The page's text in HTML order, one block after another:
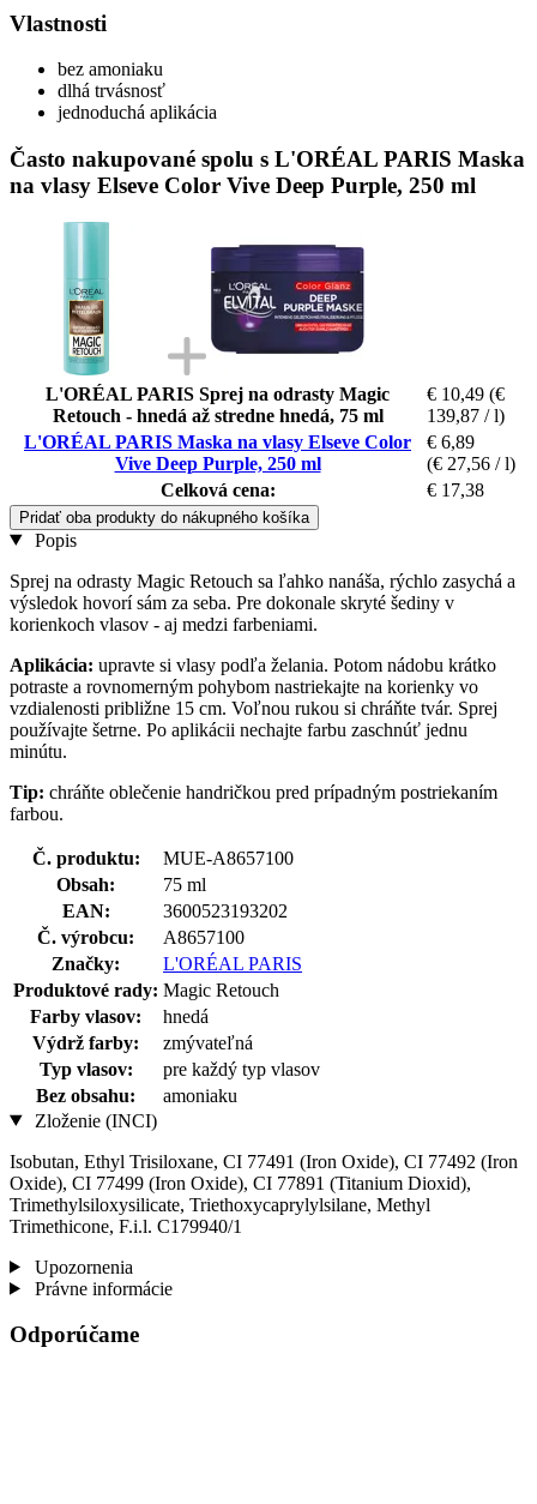
Vlastnosti
bez amoniaku
dlhá trvásnosť
jednoduchá aplikácia
Často nakupované spolu s L'ORÉAL PARIS Maska
na vlasy Elseve Color Vive Deep Purple, 250 ml
L'ORÉAL PARIS Sprej na odrasty Magic
Retouch - hnedá až stredne hnedá, 75 ml
€ 10,49 (€
139,87 / l)
L'ORÉAL PARIS Maska na vlasy Elseve Color
Vive Deep Purple, 250 ml
€ 6,89
(€ 27,56 / l)
Celková cena:
€ 17,38
Pridať oba produkty do nákupného košíka
Popis
Sprej na odrasty Magic Retouch sa ľahko nanáša, rýchlo zasychá a
výsledok hovorí sám za seba. Pre dokonale skryté šediny v
korienkoch vlasov - aj medzi farbeniami.
Aplikácia: upravte si vlasy podľa želania. Potom nádobu krátko
potraste a rovnomerným pohybom nastriekajte na korienky vo
vzdialenosti približne 15 cm. Voľnou rukou si chráňte tvár. Sprej
používajte šetrne. Po aplikácii nechajte farbu zaschnúť jednu
minútu.
Tip: chráňte oblečenie handričkou pred prípadným postriekaním
farbou.
Č. produktu:
MUE-A8657100
Obsah:
75 ml
EAN:
3600523193202
Č. výrobcu:
A8657100
Značky:
L'ORÉAL PARIS
Produktové rady: Magic Retouch
Farby vlasov:
hnedá
Výdrž farby:
zmývateľná
Typ vlasov:
pre každý typ vlasov
Bez obsahu:
amoniaku
Zloženie (INCI)
Isobutan, Ethyl Trisiloxane, CI 77491 (Iron Oxide), CI 77492 (Iron
Oxide), CI 77499 (Iron Oxide), CI 77891 (Titanium Dioxid),
Trimethylsiloxysilicate, Triethoxycaprylylsilane, Methyl
Trimethicone, F.i.l. C179940/1
Upozornenia
Právne informácie
Odporúčame